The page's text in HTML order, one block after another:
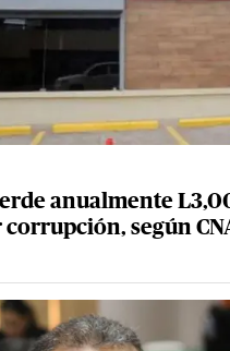
anualmente
según